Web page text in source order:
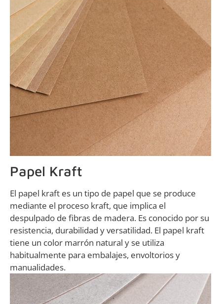
Papel Kraft
El papel kraft es un tipo de papel que se produce
mediante el proceso kraft, que implica el
despulpado de fibras de madera. Es conocido por su
resistencia, durabilidad y versatilidad. El papel kraft
tiene un color marrón natural y se utiliza
habitualmente para embalajes, envoltorios y
manualidades.